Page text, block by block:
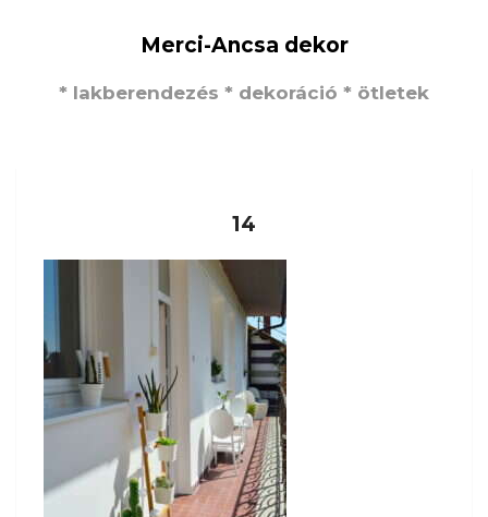
Merci-Ancsa dekor
* lakberendezés * dekoráció * ötletek
14